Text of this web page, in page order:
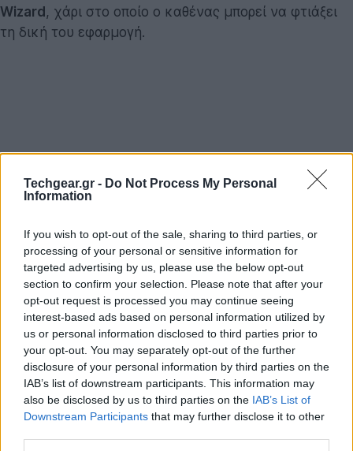
Techgear.gr - Do Not Process My Personal
Information
If you wish to opt-out of the sale, sharing to third parties, or
processing of your personal or sensitive information for
targeted advertising by us, please use the below opt-out
section to confirm your selection. Please note that after your
opt-out request is processed you may continue seeing
interest-based ads based on personal information utilized by
us or personal information disclosed to third parties prior to
your opt-out. You may separately opt-out of the further
disclosure of your personal information by third parties on the
IAB’s list of downstream participants. This information may
also be disclosed by us to third parties on the IAB’s List of
Downstream Participants that may further disclose it to other
Wizard, χάρι στο οποίο ο καθένας μπορεί να φτιάξει
τη δική του εφαρμογή.